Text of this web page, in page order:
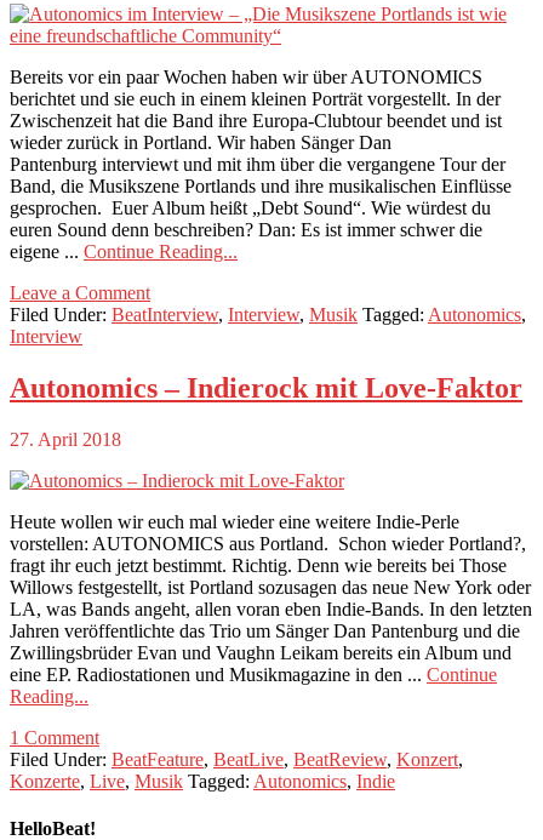
Bereits vor ein paar Wochen haben wir über AUTONOMICS
berichtet und sie euch in einem kleinen Porträt vorgestellt. In der
Zwischenzeit hat die Band ihre Europa-Clubtour beendet und ist
wieder zurück in Portland. Wir haben Sänger Dan
Pantenburg interviewt und mit ihm über die vergangene Tour der
Band, die Musikszene Portlands und ihre musikalischen Einflüsse
gesprochen. Euer Album heißt „Debt Sound“. Wie würdest du
euren Sound denn beschreiben? Dan: Es ist immer schwer die
eigene ... Continue Reading...
Leave a Comment
Filed Under: BeatInterview, Interview, Musik Tagged: Autonomics,
Interview
Autonomics – Indierock mit Love-Faktor
27. April 2018
Heute wollen wir euch mal wieder eine weitere Indie-Perle
vorstellen: AUTONOMICS aus Portland. Schon wieder Portland?,
fragt ihr euch jetzt bestimmt. Richtig. Denn wie bereits bei Those
Willows festgestellt, ist Portland sozusagen das neue New York oder
LA, was Bands angeht, allen voran eben Indie-Bands. In den letzten
Jahren veröffentlichte das Trio um Sänger Dan Pantenburg und die
Zwillingsbrüder Evan und Vaughn Leikam bereits ein Album und
eine EP. Radiostationen und Musikmagazine in den ... Continue
Reading...
1 Comment
Filed Under: BeatFeature, BeatLive, BeatReview, Konzert,
Konzerte, Live, Musik Tagged: Autonomics, Indie
HelloBeat!